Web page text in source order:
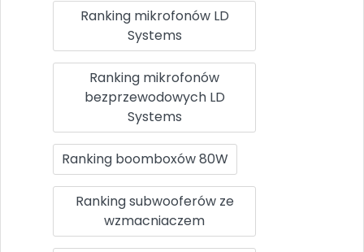
Ranking mikrofonów LD
Systems
Ranking mikrofonów
bezprzewodowych LD
Systems
Ranking boomboxów 80W
Ranking subwooferów ze
wzmacniaczem